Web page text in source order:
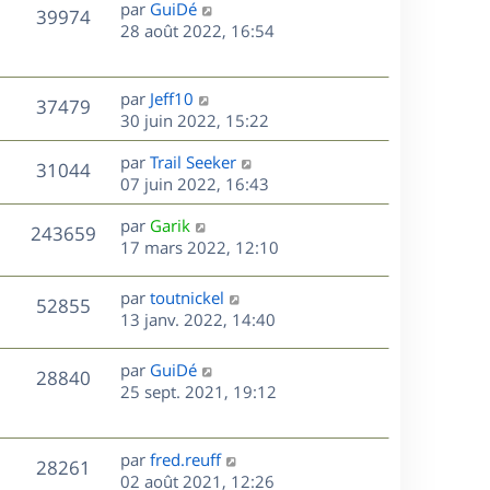
s
n
i
r
m
e
s
s
a
g
e
39974V
s
D
e
n
i
e
r
m
e
s
s
a
g
e
par GuiDé
28 août 2022, 16:54
37479V
u
s
D
e
r
n
i
e
r
m
e
s
s
e
par Jeff10
30 juin 2022, 15:22
31044V
u
e
D
e
r
n
i
e
r
m
s
a
e
par Trail Seeker
07 juin 2022, 16:43
243659V
u
s
D
e
n
i
r
m
e
s
a
par Garik
17 mars 2022, 12:10
52855V
u
e
D
e
i
e
e
par toutnickel
13 janv. 2022, 14:40
28840V
D
e
n
i
e
par GuiDé
25 sept. 2021, 19:12
28261
D
e
par fred.reuff
02 août 2021, 12:26